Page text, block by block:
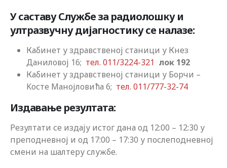
У саставу Службе за радиолошку и
ултразвучну дијагностику се налазе:
Кабинет у здравственој станици у Кнез
Даниловој 16; тел. 011/3224-321 лок 192
Кабинет у здравственој станици у Борчи –
Koсте Манојловића 6; тел. 011/777-32-74
Издавање резултата:
Резултати се издају истог дана од 12:00 – 12:30 у
преподневној и од 17:00 – 17:30 у послеподневној
смени на шалтеру службе.